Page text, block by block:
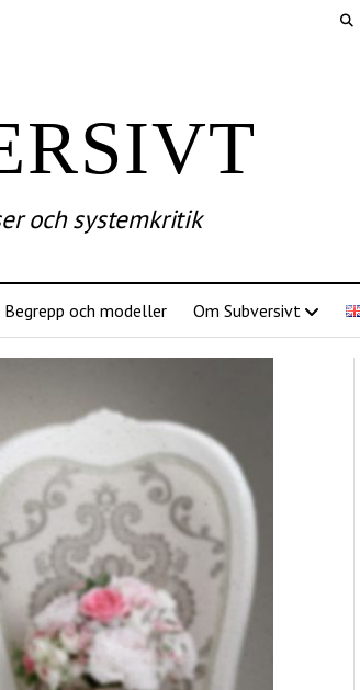
och systemkritik
Begrepp och modeller Om Subversivt